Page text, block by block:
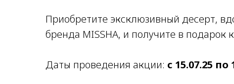
Приобретите эксклюзивный десерт,
бренда MISSHA, и получите в подарок
Даты проведения акции: с 15.07.25 по